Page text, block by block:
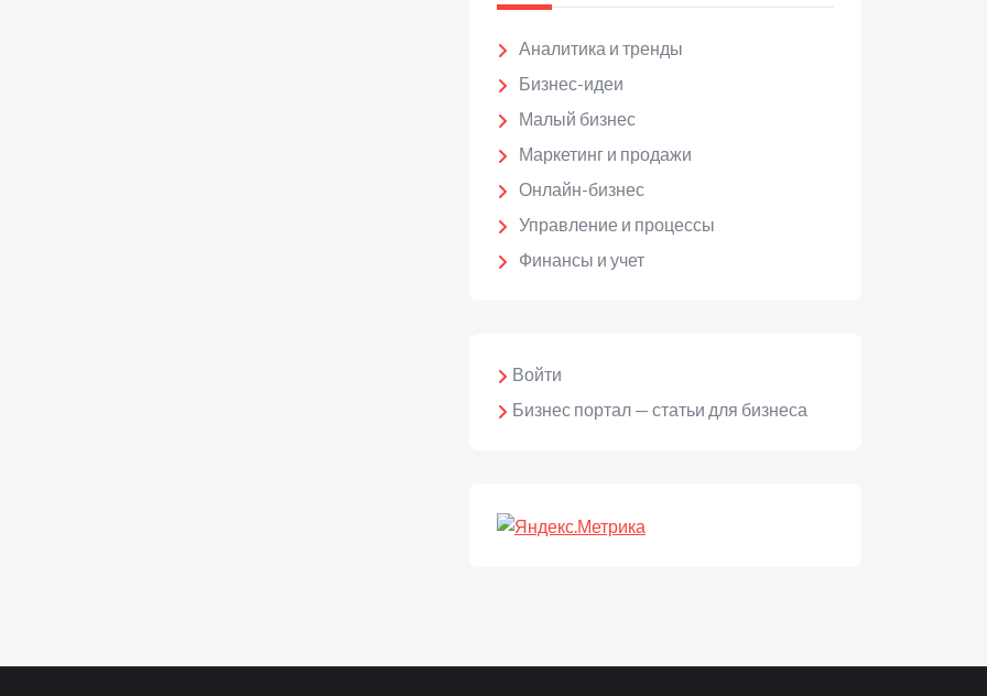
Аналитика и тренды
Бизнес-идеи
Малый бизнес
Маркетинг и продажи
Онлайн-бизнес
Управление и процессы
Финансы и учет
Войти
Бизнес портал — статьи для бизнеса